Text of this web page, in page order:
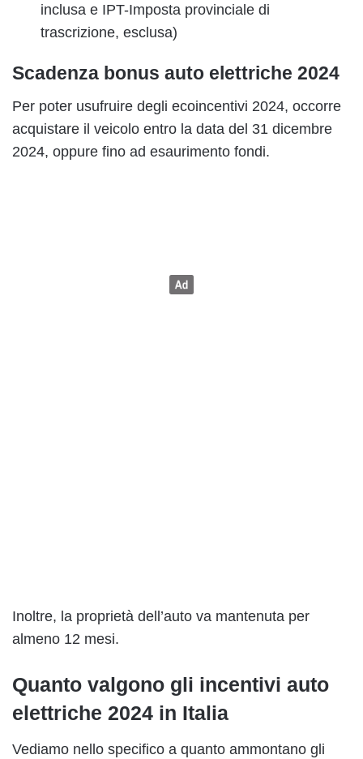
inclusa e IPT-Imposta provinciale di
trascrizione, esclusa)
Scadenza bonus auto elettriche 2024
Per poter usufruire degli ecoincentivi 2024, occorre
acquistare il veicolo entro la data del 31 dicembre
2024, oppure fino ad esaurimento fondi.
Inoltre, la proprietà dell’auto va mantenuta per
almeno 12 mesi.
Quanto valgono gli incentivi auto
elettriche 2024 in Italia
Vediamo nello specifico a quanto ammontano gli